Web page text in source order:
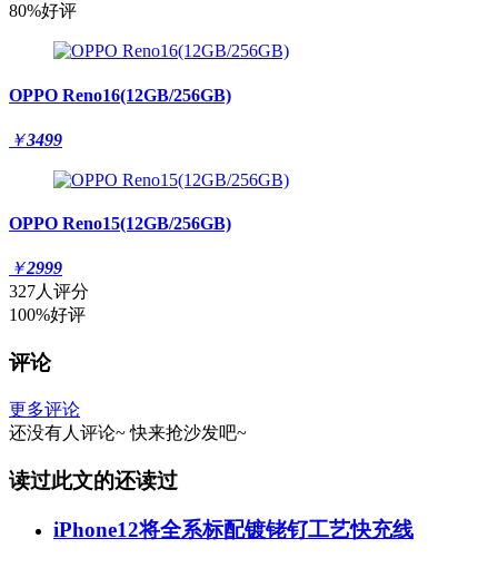
80%好评
OPPO Reno16(12GB/256GB)
￥3499
OPPO Reno15(12GB/256GB)
￥2999
327人评分
100%好评
评论
更多评论
还没有人评论~ 快来抢沙发吧~
读过此文的还读过
iPhone12将全系标配镀铑钌工艺快充线